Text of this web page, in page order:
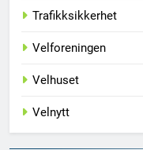
Trafikksikkerhet
Velforeningen
Velhuset
Velnytt